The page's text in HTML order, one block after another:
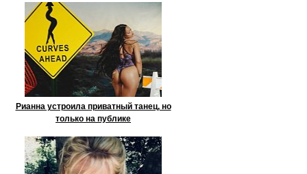
Рианна устроила приватный танец, но
только на публике